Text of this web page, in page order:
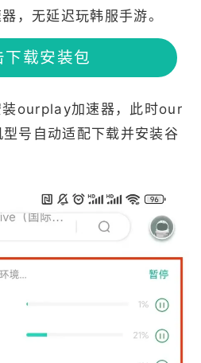
，无延迟玩韩服手游。
下载安装包
装ourplay加速器，此时our
号自动适配下载并安装谷